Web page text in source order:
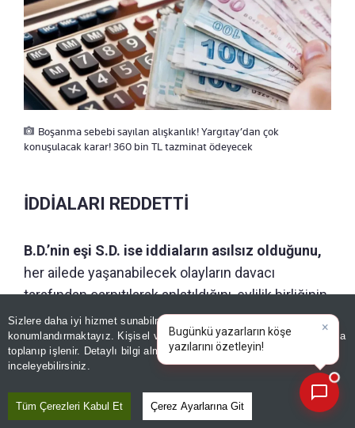
Sizlere daha iyi hizmet sunabilmek adına sitemizde
konumlandırmaktayız. Kişisel verileriniz, KVKK ve GDPR kapsamında
toplanıp işlenir. Detaylı bilgi almak içinAydınlatma Metnimizi
inceleyebilirsiniz.
Tüm Çerezleri Kabul Et Çerez Ayarlarına Git
Boşanma sebebi sayılan alışkanlık! Yargıtay’dan çok
konuşulacak karar! 360 bin TL tazminat ödeyecek
İDDİALARI REDDETTİ
B.D.’nin eşi S.D. ise iddiaların asılsız olduğunu,
her ailede yaşanabilecek olayların davacı
tarafından çarpıtılarak anlatıldığını, evlilik birliğinin
devamına önem verdiğini ve müvekkilinin eşini
sevdiğini beyan ederek açılan davanın reddini
talep etti.
ÖNERİLEN HABERLER
Bu|